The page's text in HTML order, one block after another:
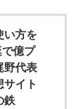
い方を
億プ
野代表
イト
鉄